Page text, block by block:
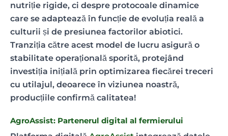
nutriție rigide, ci despre protocoale dinamice
care se adaptează în funcție de evoluția reală a
culturii și de presiunea factorilor abiotici.
Tranziția către acest model de lucru asigură o
stabilitate operațională sporită, protejând
investiția inițială prin optimizarea fiecărei treceri
cu utilajul, deoarece în viziunea noastră,
producțiile confirmă calitatea!
AgroAssist: Partenerul digital al fermierului